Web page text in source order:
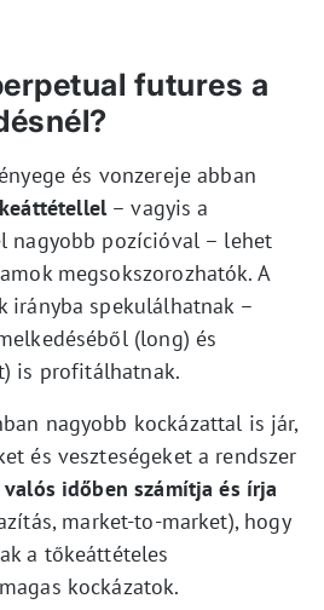
futures a
és vonzereje abban
– vagyis a
nagyobb pozícióval – lehet
megsokszorozhatók. A
irányba spekulálhatnak –
(long) és
is profitálhatnak.
nagyobb kockázattal is jár,
és veszteségeket a rendszer
időben számítja és írja
market-to-market), hogy
a tőkeáttételes
kockázatok.